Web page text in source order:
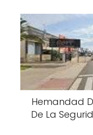
Hemandad
De La